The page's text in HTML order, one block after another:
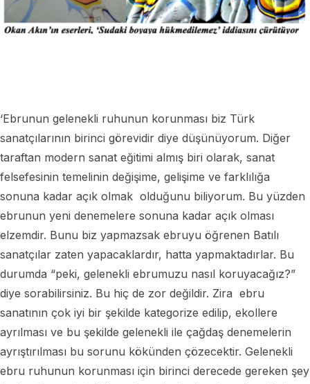
‘Ebrunun gelenekli ruhunun korunması biz Türk
sanatçılarının birinci görevidir diye düşünüyorum. Diğer
taraftan modern sanat eğitimi almış biri olarak, sanat
felsefesinin temelinin değişime, gelişime ve farklılığa
sonuna kadar açık olmak olduğunu biliyorum. Bu yüzden
ebrunun yeni denemelere sonuna kadar açık olması
elzemdir. Bunu biz yapmazsak ebruyu öğrenen Batılı
sanatçılar zaten yapacaklardır, hatta yapmaktadırlar. Bu
durumda “peki, gelenekli ebrumuzu nasıl koruyacağız?”
diye sorabilirsiniz. Bu hiç de zor değildir. Zira ebru
sanatının çok iyi bir şekilde kategorize edilip, ekollere
ayrılması ve bu şekilde gelenekli ile çağdaş denemelerin
ayrıştırılması bu sorunu kökünden çözecektir. Gelenekli
ebru ruhunun korunması için birinci derecede gereken şey